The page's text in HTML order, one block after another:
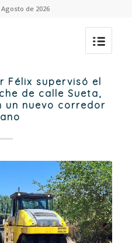
de 2026
Félix supervisó el
de calle Sueta,
un nuevo corredor